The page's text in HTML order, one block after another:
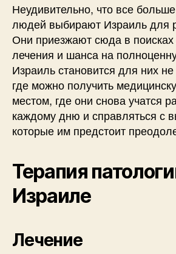
Неудивительно, что все
людей выбирают Израиль для
Они приезжают сюда в
лечения и шанса на
Израиль становится для них
где можно получить
местом, где они снова учатся
каждому дню и справляться с
которые им предстоит
Терапия
Израиле
Лечение